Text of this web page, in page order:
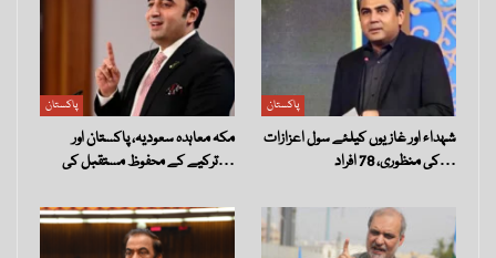
پاکستان
مکہ معاہدہ سعودیہ، پاکستان اور
ترکیے کے محفوظ مستقبل کی…
پاکستان
شہداء اور غازیوں کیلئے سول اعزازات
کی منظوری، 78 افراد…